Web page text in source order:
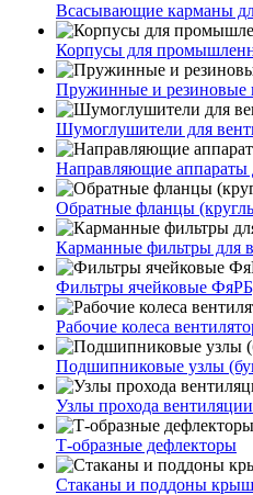
Всасывающие карманы
Корпусы для
Пружинные и резиновые
Шумоглушители для
Направляющие аппараты
Обратные фланцы
Карманные фильтры для
Фильтры ячейковые
Рабочие колеса
Подшипниковые узлы
Узлы прохода вентиляции
Т-образные дефлекторы
Стаканы и поддоны